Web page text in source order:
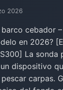
2026
cebador
en 2026?
La sonda
dispositivo
carpas.